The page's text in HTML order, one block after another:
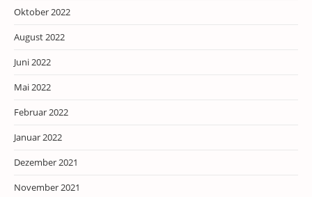
Oktober 2022
August 2022
Juni 2022
Mai 2022
Februar 2022
Januar 2022
Dezember 2021
November 2021